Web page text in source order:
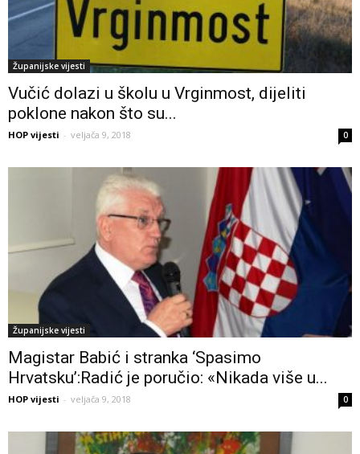
Županijske vijesti
Vučić dolazi u školu u Vrginmost, dijeliti
poklone nakon što su...
HOP vijesti - veljača 9, 2018 0
Županijske vijesti
Magistar Babić i stranka ‘Spasimo
Hrvatsku’:Radić je poručio: «Nikada više u...
HOP vijesti - veljača 9, 2018 0